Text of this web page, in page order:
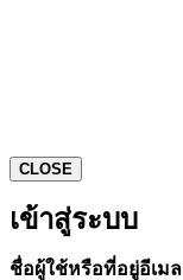
CLOSE
เข้าสู่ระบบ
ชื่อผู้ใช้หรือที่อยู่อีเมล